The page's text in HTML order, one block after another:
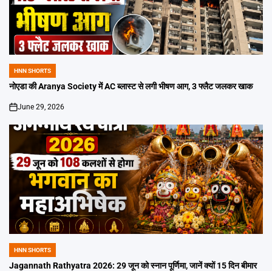
POSTED
IN
HNN SHORTS
नोएडा की Aranya Society में AC ब्लास्ट से लगी भीषण आग, 3 फ्लैट जलकर खाक
on
June 29, 2026
POSTED
IN
HNN SHORTS
Jagannath Rathyatra 2026: 29 जून को स्नान पूर्णिमा, जानें क्यों 15 दिन बीमार